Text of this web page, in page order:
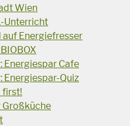
Wien
Unterricht
auf Energiefresser
Energiespar Cafe
Energiespar-Quiz
first!
Großküche